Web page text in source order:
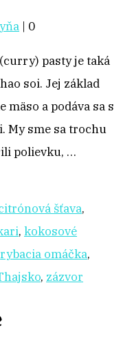
| 0
pasty je taká
soi. Jej základ
a podáva sa s
My sme sa trochu
polievku, …
šťava,
, kokosové
rybacia omáčka,
, zázvor